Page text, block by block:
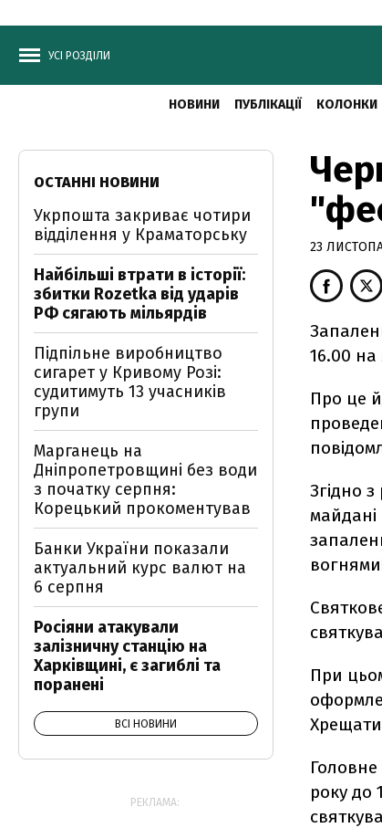
УСІ РОЗДІЛИ
НОВИНИ ПУБЛІКАЦІЇ КОЛОНКИ
23
16.00 на
Про це
Згідно
При
Головне
року до
ОСТАННІ НОВИНИ
Укрпошта закриває чотири
відділення у Краматорську
Найбільші втрати в історії:
збитки Rozetka від ударів
РФ сягають мільярдів
Підпільне виробництво
сигарет у Кривому Розі:
судитимуть 13 учасників
групи
Марганець на
Дніпропетровщині без води
з початку серпня:
Корецький прокоментував
Банки України показали
актуальний курс валют на
6 серпня
Росіяни атакували
залізничну станцію на
Харківщині, є загиблі та
поранені
ВСІ НОВИНИ
РЕКЛАМА: